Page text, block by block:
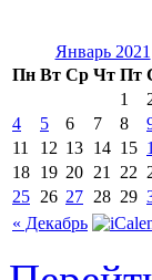
Январь 2021
Пн Вт Ср Чт Пт
1
4
5 6 7 8
11
12 13 14 15
18 19 20 21 22
25 26 27 28 29
« Декабрь